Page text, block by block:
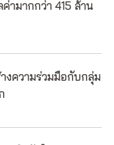
ามากกว่า 415 ล้าน
างความร่วมมือกับกลุ่ม